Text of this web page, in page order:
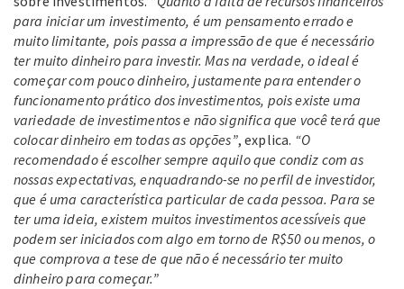
para iniciar um investimento, é um pensamento errado e
muito limitante, pois passa a impressão de que é necessário
ter muito dinheiro para investir. Mas na verdade, o ideal é
começar com pouco dinheiro, justamente para entender o
funcionamento prático dos investimentos, pois existe uma
variedade de investimentos e não significa que você terá que
colocar dinheiro em todas as opções”, explica. “O
recomendado é escolher sempre aquilo que condiz com as
nossas expectativas, enquadrando-se no perfil de investidor,
que é uma característica particular de cada pessoa. Para se
ter uma ideia, existem muitos investimentos acessíveis que
podem ser iniciados com algo em torno de R$50 ou menos, o
que comprova a tese de que não é necessário ter muito
dinheiro para começar.”